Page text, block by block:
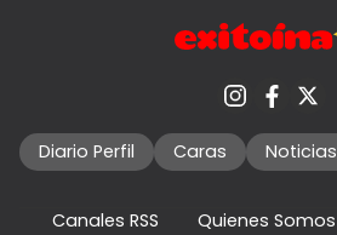
Diario Perfil Caras Noticias
Canales RSS Quienes Somos